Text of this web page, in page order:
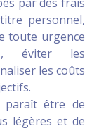
personnel,
toute urgence
éviter les
les coûts
paraît être de
légères et de